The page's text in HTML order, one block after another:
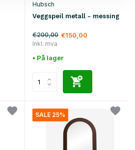
Hubsch
Veggspeil metall - messing
€200,00 €150,00
Inkl. mva
• På lager
SALE 25%